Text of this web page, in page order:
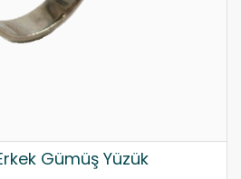
Gümüş Yüzük